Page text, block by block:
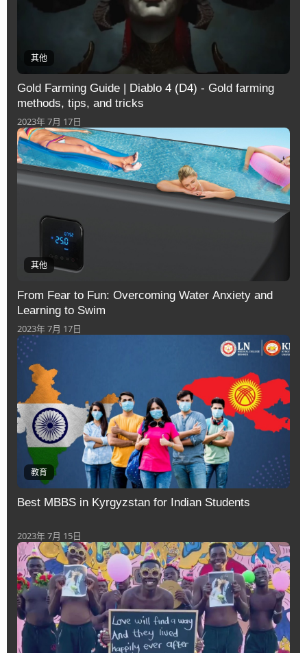
其他
Gold Farming Guide | Diablo 4 (D4) - Gold farming
methods, tips, and tricks
2023年 7月 17日
其他
From Fear to Fun: Overcoming Water Anxiety and
Learning to Swim
2023年 7月 17日
教育
Best MBBS in Kyrgyzstan for Indian Students
2023年 7月 15日